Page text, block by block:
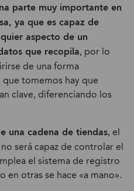
parte muy importante en
ya que es capaz de
aspecto de un
que recopila, por lo
de una forma
tomemos hay que
clave, diferenciando los
una cadena de tiendas, el
será capaz de controlar el
el sistema de registro
otras se hace «a mano».